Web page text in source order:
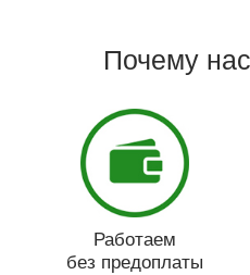
Почему
Работаем
без предоплаты